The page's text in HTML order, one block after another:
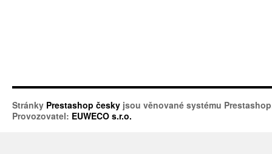
Stránky Prestashop česky jsou věnované systému
Provozovatel: EUWECO s.r.o.